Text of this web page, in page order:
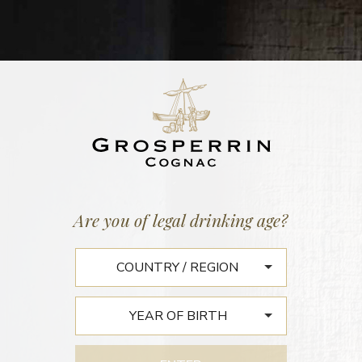
/ News
DÉCEMBRE 1981
Joyeuses fêtes de fin
d’année et… à votre
bonne santé
Are you of legal drinking age?